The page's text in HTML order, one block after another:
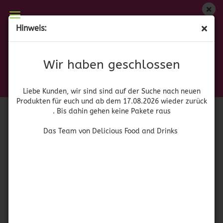
Hinweis:
Wir haben geschlossen
Liebe Kunden, wir sind sind auf der Suche nach neuen
Produkten für euch und ab dem 17.08.2026 wieder zurück
. Bis dahin gehen keine Pakete raus
Das Team von Delicious Food and Drinks
Wir haben geschlossen
zurück. Bis dahin gehen keine Pakete raus
Das Team von Delicious Food and Drinks
41885)